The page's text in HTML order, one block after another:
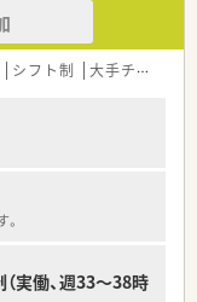
な調剤と監査、および
します。
ていただきます。
ントと連携し、多方面
シフト制 大手チェーン以外
実働、週33～38時